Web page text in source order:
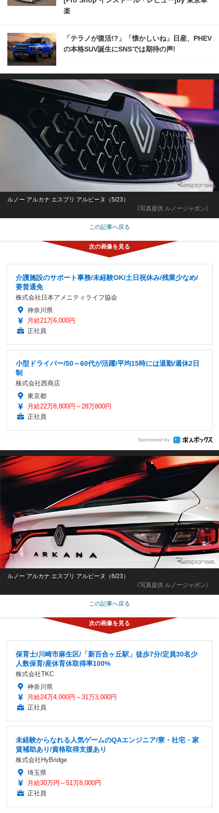
楽
「テラノが復活!?」「懐かしいね」日産、PHEV
の本格SUV誕生にSNSでは期待の声!
《写真提供 ルノージャポン》
ルノー アルカナ エスプリ アルピーヌ（5/23）
この記事へ戻る
介護施設のサポート事務/未経験OK/土日祝休み/残業少なめ/
要普通免
株式会社日本アメニティライフ協会
神奈川県
月給21万6,000円
正社員
小型ドライバー/50～60代が活躍/平均15時には退勤/週休2日
制
株式会社西商店
東京都
月給22万8,800円～28万800円
正社員
Sponsored by
《写真提供 ルノージャポン》
ルノー アルカナ エスプリ アルピーヌ（6/23）
この記事へ戻る
保育士/川崎市麻生区/「新百合ヶ丘駅」徒歩7分/定員30名少
人数保育/産休育休取得率100%
株式会社TKC
神奈川県
月給24万4,000円～31万3,000円
正社員
未経験からなれる人気ゲームのQAエンジニア/寮・社宅・家
賃補助あり/資格取得支援あり
株式会社HyBridge
埼玉県
月給30万円～51万8,000円
正社員